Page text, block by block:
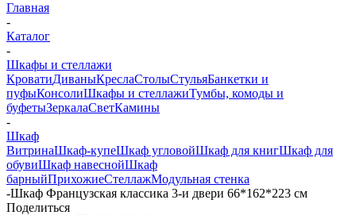
Главная
-
Каталог
-
Шкафы и стеллажи
КроватиДиваныКреслаСтолыСтульяБанкетки и
пуфыКонсолиШкафы и стеллажиТумбы, комоды и
буфетыЗеркалаСветКамины
-
Шкаф
ВитринаШкаф-купеШкаф угловойШкаф для книгШкаф для
обувиШкаф навеснойШкаф
барныйПрихожиеСтеллажМодульная стенка
-Шкаф Французская классика 3-и двери 66*162*223 см
Поделиться